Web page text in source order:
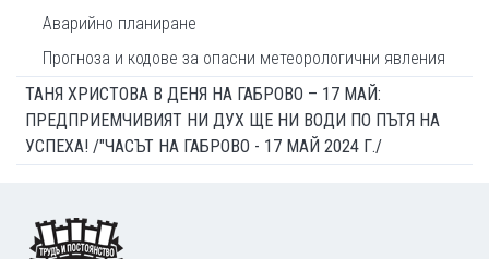
Аварийно планиране
Прогноза и кодове за опасни метеорологични явления
ТАНЯ ХРИСТОВА В ДЕНЯ НА ГАБРОВО – 17 МАЙ:
ПРЕДПРИЕМЧИВИЯТ НИ ДУХ ЩЕ НИ ВОДИ ПО ПЪТЯ НА
УСПЕХА! /"ЧАСЪТ НА ГАБРОВО - 17 МАЙ 2024 Г./
Footer